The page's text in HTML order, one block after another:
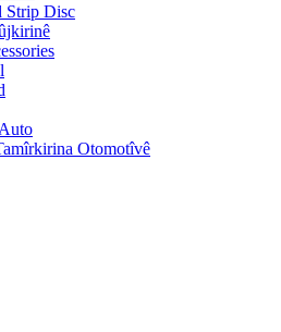
Strip Disc
Otomotîvê